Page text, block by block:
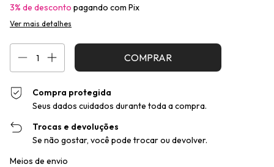
3% de desconto pagando com Pix
Ver mais detalhes
Compra protegida
Seus dados cuidados durante toda a compra.
Trocas e devoluções
Se não gostar, você pode trocar ou devolver.
Entregas para o CEP:
Meios de envio